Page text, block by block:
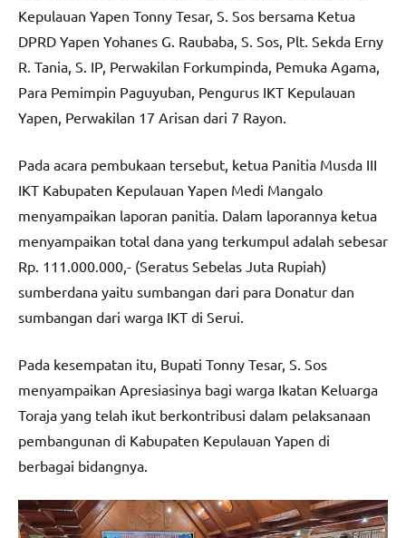
Kepulauan Yapen Tonny Tesar, S. Sos bersama Ketua
DPRD Yapen Yohanes G. Raubaba, S. Sos, Plt. Sekda Erny
R. Tania, S. IP, Perwakilan Forkumpinda, Pemuka Agama,
Para Pemimpin Paguyuban, Pengurus IKT Kepulauan
Yapen, Perwakilan 17 Arisan dari 7 Rayon.
Pada acara pembukaan tersebut, ketua Panitia Musda III
IKT Kabupaten Kepulauan Yapen Medi Mangalo
menyampaikan laporan panitia. Dalam laporannya ketua
menyampaikan total dana yang terkumpul adalah sebesar
Rp. 111.000.000,- (Seratus Sebelas Juta Rupiah)
sumberdana yaitu sumbangan dari para Donatur dan
sumbangan dari warga IKT di Serui.
Pada kesempatan itu, Bupati Tonny Tesar, S. Sos
menyampaikan Apresiasinya bagi warga Ikatan Keluarga
Toraja yang telah ikut berkontribusi dalam pelaksanaan
pembangunan di Kabupaten Kepulauan Yapen di
berbagai bidangnya.